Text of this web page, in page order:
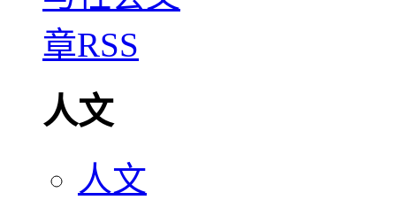
人文
人文